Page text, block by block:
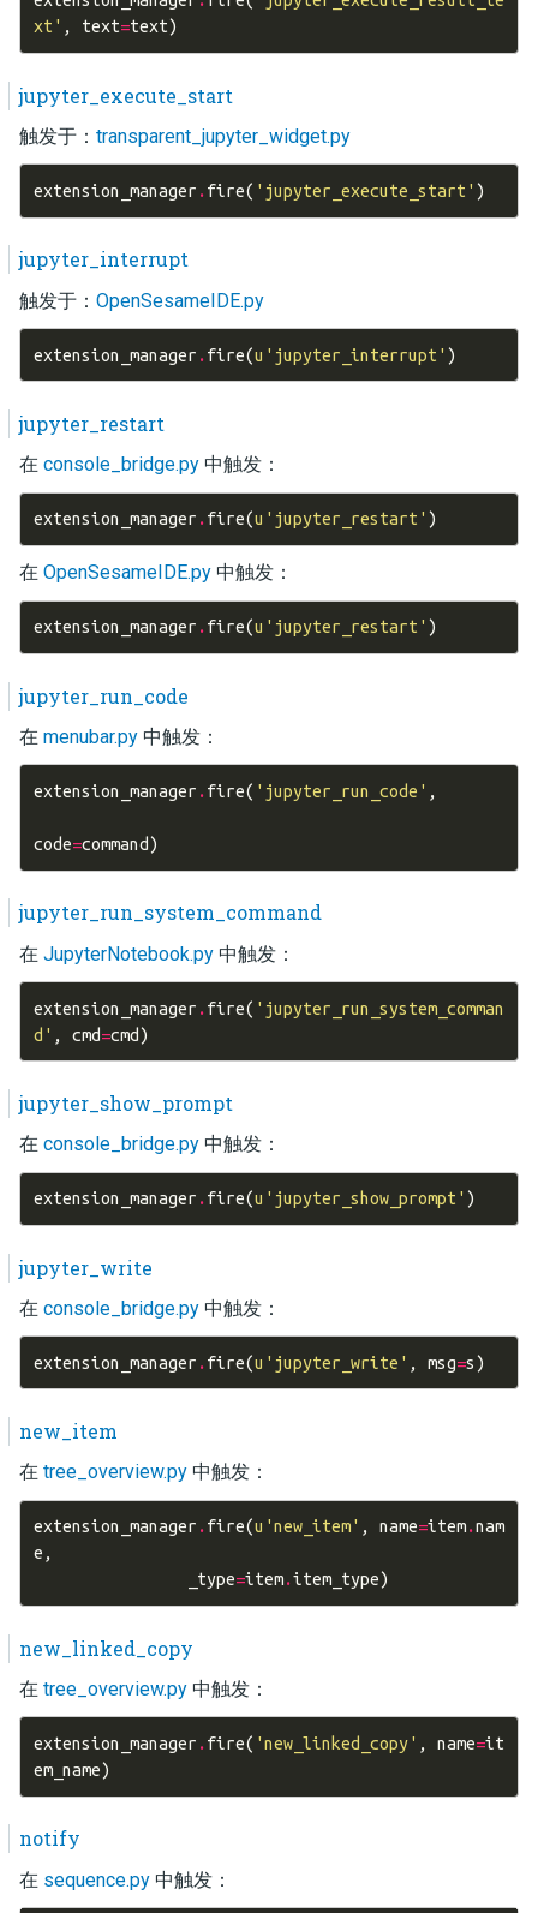
xt' , text=text)
jupyter_execute_start
触发于： transparent_jupyter_widget.py
extension_manager .fire( 'jupyter_execute_start' )
jupyter_interrupt
触发于： OpenSesameIDE.py
extension_manager .fire(u 'jupyter_interrupt' )
jupyter_restart
在 console_bridge.py 中触发：
extension_manager .fire(u 'jupyter_restart' )
在 OpenSesameIDE.py 中触发：
extension_manager .fire(u 'jupyter_restart' )
jupyter_run_code
在 menubar.py 中触发：
extension_manager .fire( 'jupyter_run_code' ,
code=command)
jupyter_run_system_command
在 JupyterNotebook.py 中触发：
extension_manager .fire( 'jupyter_run_system_comman
d' , cmd=cmd)
jupyter_show_prompt
在 console_bridge.py 中触发：
extension_manager .fire(u 'jupyter_show_prompt' )
jupyter_write
在 console_bridge.py 中触发：
extension_manager .fire(u 'jupyter_write' , msg=s)
new_item
在 tree_overview.py 中触发：
extension_manager .fire(u 'new_item' , name=item.nam
e ,
_type=item.item_type)
new_linked_copy
在 tree_overview.py 中触发：
extension_manager .fire( 'new_linked_copy' , name=it
em_name)
notify
在 sequence.py 中触发：